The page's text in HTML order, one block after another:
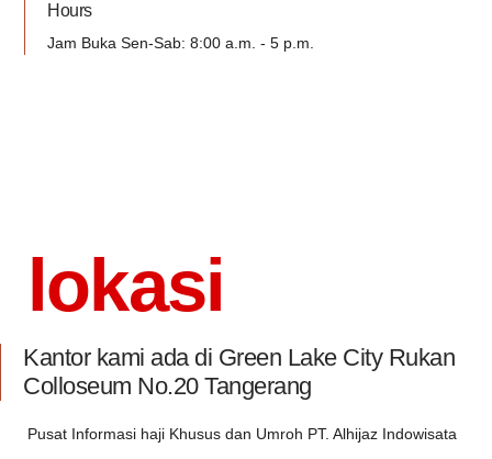
Hours
Jam Buka Sen-Sab: 8:00 a.m. - 5 p.m.
lokasi
Kantor kami ada di Green Lake City Rukan
Colloseum No.20 Tangerang
Pusat Informasi haji Khusus dan Umroh PT. Alhijaz Indowisata